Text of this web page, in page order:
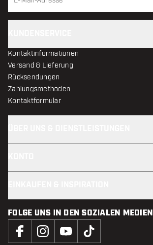
Kontaktinformationen
Versand & Lieferung
Rücksendungen
Zahlungsmethoden
Kontaktformular
FOLGE UNS IN DEN SOZIALEN MEDIEN